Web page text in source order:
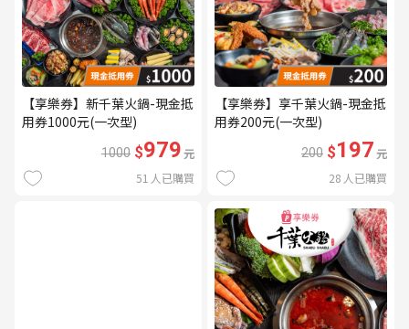
【享樂券】新千葉火鍋-現金抵
用券1000元(一次型)
1000 $979元
51 人已購買
【享樂券】享千葉火鍋-現金抵
用券200元(一次型)
200 $197元
28 人已購買